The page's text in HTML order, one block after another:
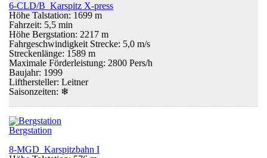
6-CLD/B Karspitz X-press
Höhe Talstation: 1699 m
Fahrzeit: 5,5 min
Höhe Bergstation: 2217 m
Fahrgeschwindigkeit Strecke: 5,0 m/s
Streckenlänge: 1589 m
Maximale Förderleistung: 2800 Pers/h
Baujahr: 1999
Lifthersteller: Leitner
Saisonzeiten: ❄
Bergstation
8-MGD Karspitzbahn I